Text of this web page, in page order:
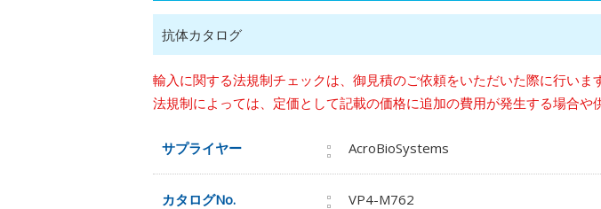
抗体カタログ
輸入に関する法規制チェックは、御見積のご依頼をいただいた際に行います
法規制によっては、定価として記載の価格に追加の費用が発生する場合や
サプライヤー AcroBioSystems
カタログNo. VP4-M762